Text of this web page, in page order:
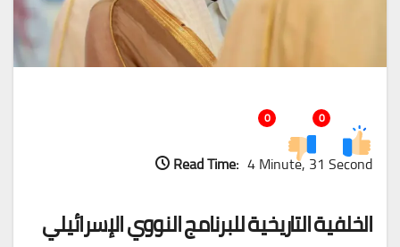
0
0
Read Time: 4 Minute, 31 Second
الخلفية التاريخية للبرنامج النووي الإسرائيلي